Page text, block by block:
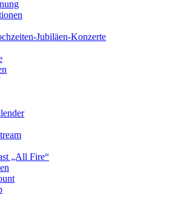
Jubiläen-Konzerte
„All Fire“